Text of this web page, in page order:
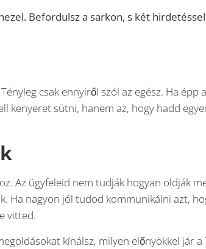
Befordulsz a sarkon, s két hirdetéssel
csak ennyiről szól az egész. Ha épp
kenyeret sütni, hanem az, hogy hadd
Az ügyfeleid nem tudják hogyan oldják
Ha nagyon jól tudod kommunikálni azt,
vitted.
kínálsz, milyen előnyökkel jár a